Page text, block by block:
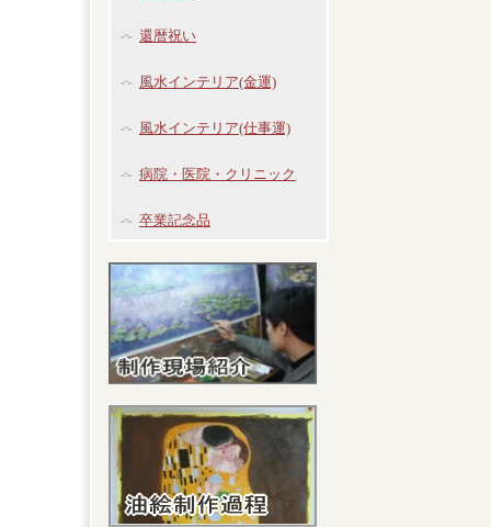
還暦祝い
風水インテリア(金運)
風水インテリア(仕事運)
病院・医院・クリニック
卒業記念品